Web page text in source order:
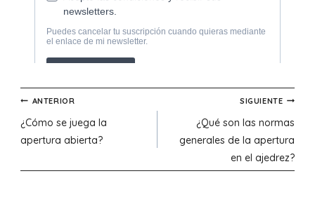
Navegación
de
ANTERIOR
¿Cómo se juega la
apertura abierta?
SIGUIENTE
¿Qué son las normas
generales de la apertura
en el ajedrez?